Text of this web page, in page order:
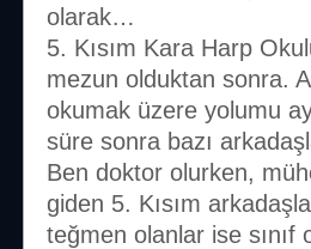
olarak…
5. Kısım Kara Harp
mezun olduktan sonra.
okumak üzere yolumu
süre sonra bazı
Ben doktor olurken,
giden 5. Kısım
teğmen olanlar ise sınıf